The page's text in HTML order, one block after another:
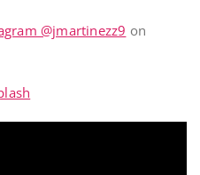
@jmartinezz9 on